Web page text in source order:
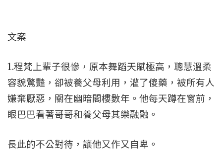
文案
1.程梵上輩子很慘，原本舞蹈天賦極高，聰慧溫柔
容貌驚豔，卻被養父母利用，灌了傻藥，被所有人
嫌棄厭惡，關在幽暗閣樓數年。他每天蹲在窗前，
眼巴巴看著哥哥和養父母其樂融融。
長此的不公對待，讓他又作又自卑。